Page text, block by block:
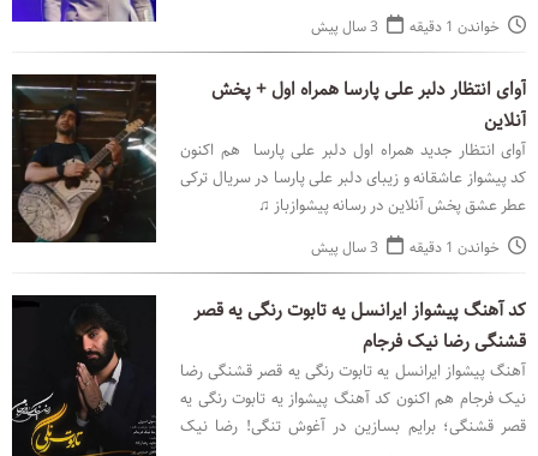
خواندن 1 دقیقه 3 سال پیش
آوای انتظار دلبر علی پارسا همراه اول + پخش
آنلاین
آوای انتظار جدید همراه اول دلبر علی پارسا هم اکنون
کد پیشواز عاشقانه و زیبای دلبر علی پارسا در سریال ترکی
عطر عشق پخش آنلاین در رسانه پیشوازباز ♫
خواندن 1 دقیقه 3 سال پیش
کد آهنگ پیشواز ایرانسل یه تابوت رنگی یه قصر
قشنگی رضا نیک فرجام
آهنگ پیشواز ایرانسل یه تابوت رنگی یه قصر قشنگی رضا
نیک فرجام هم اکنون کد آهنگ پیشواز یه تابوت رنگی یه
قصر قشنگی؛ برایم بسازین در آغوش تنگی! رضا نیک